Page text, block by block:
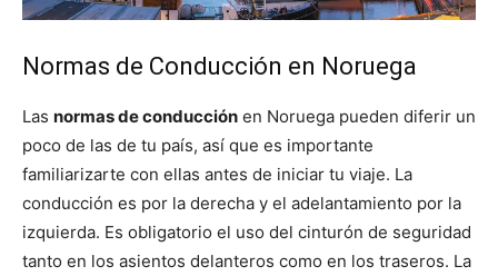
Normas de Conducción en Noruega
Las normas de conducción en Noruega pueden diferir un
poco de las de tu país, así que es importante
familiarizarte con ellas antes de iniciar tu viaje. La
conducción es por la derecha y el adelantamiento por la
izquierda. Es obligatorio el uso del cinturón de seguridad
tanto en los asientos delanteros como en los traseros. La